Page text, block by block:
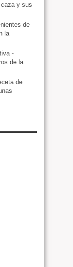
caza y sus
de
la
-
de la
de